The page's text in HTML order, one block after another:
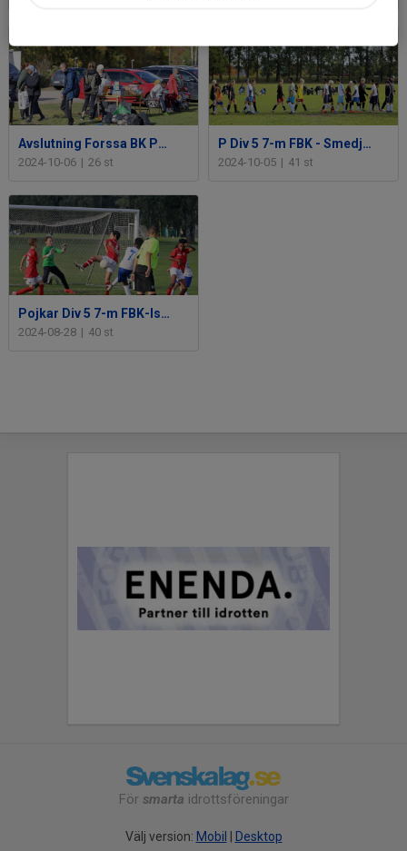
Avslutning Forssa BK P2012 10 oktober 2024
2024-10-06 | 26 st
P Div 5 7-m FBK - Smedjebackens FK 5 okt 2024
2024-10-05 | 41 st
Pojkar Div 5 7-m FBK-Islingby IK 28 aug 2024
2024-08-28 | 40 st
För smarta idrottsföreningar
Välj version: Mobil Desktop